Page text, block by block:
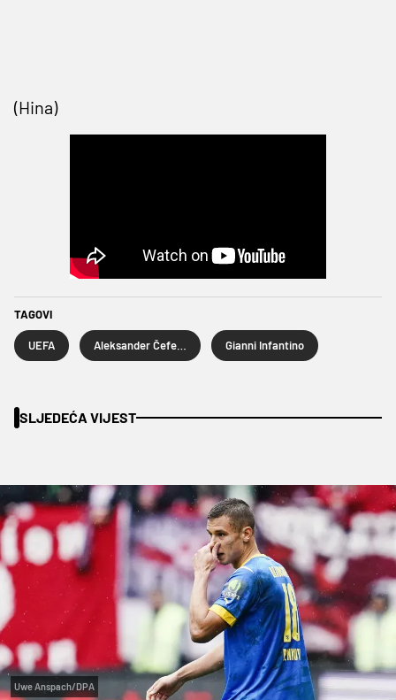
(Hina)
TAGOVI
UEFA Gianni Infantino
SLJEDEĆA VIJEST
Uwe Anspach/DPA